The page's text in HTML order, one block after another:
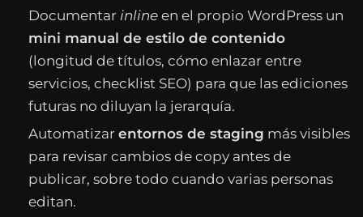
Documentar inline en el propio WordPress un
mini manual de estilo de contenido
(longitud de títulos, cómo enlazar entre
servicios, checklist SEO) para que las ediciones
futuras no diluyan la jerarquía.
Automatizarentornos de staging más visibles
para revisar cambios de copy antes de
publicar, sobre todo cuando varias personas
editan.